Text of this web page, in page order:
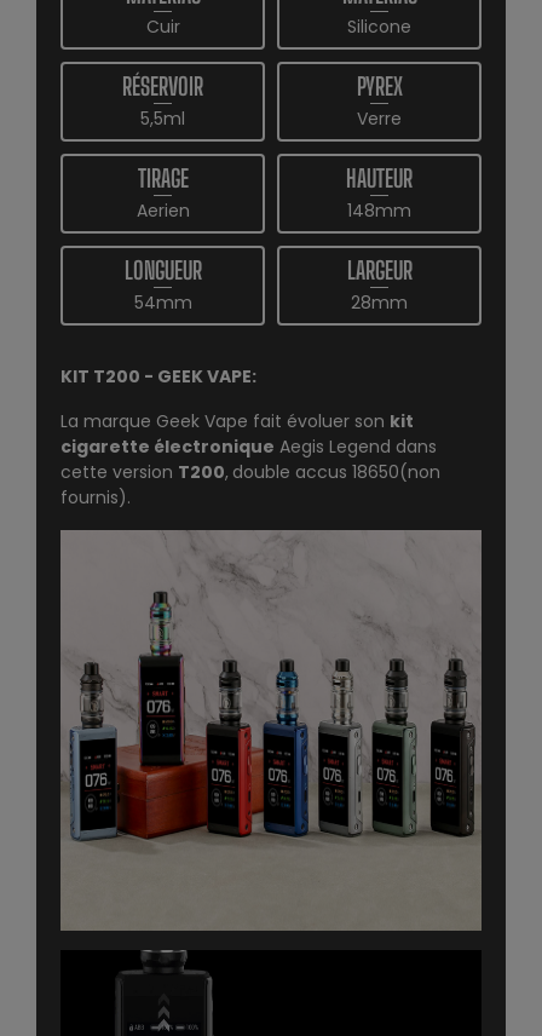
Cuir Silicone
RÉSERVOIR
5,5ml
PYREX
Verre
TIRAGE
Aerien
HAUTEUR
148mm
LONGUEUR
54mm
LARGEUR
28mm
KIT T200 - GEEK VAPE:
La marque Geek Vape fait évoluer son kit
cigarette électronique Aegis Legend dans
cette version T200, double accus 18650(non
fournis).